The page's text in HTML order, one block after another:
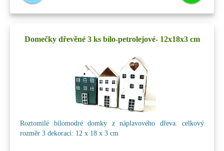
Domečky dřevěné 3 ks bílo-petrolejové- 12x18x3 cm
Roztomilé bílomodré domky z náplavového dřeva. celkový
rozměr 3 dekorací: 12 x 18 x 3 cm